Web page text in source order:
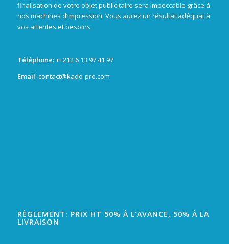
finalisation de votre objet publicitaire sera impeccable grâce à
nos machines d’impression. Vous aurez un résultat adéquat à
vos attentes et besoins.
Téléphone: ++212 6 13 97 41 97
Email: contact@kado-pro.com
RÈGLEMENT: PRIX HT 50% À L’AVANCE, 50% À LA
LIVRAISON